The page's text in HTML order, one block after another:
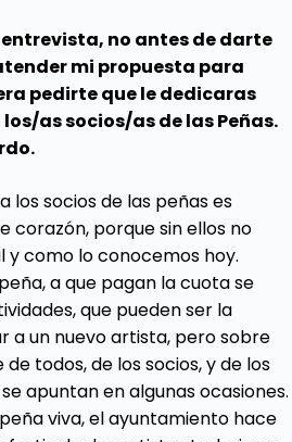
no antes de darte
mi propuesta para
pedirte que le dedicaras
as socios/as de las Peñas.
los socios de las peñas es
corazón, porque sin ellos no
como lo conocemos hoy.
a que pagan la cuota se
que pueden ser la
a un nuevo artista, pero sobre
todos, de los socios, y de los
apuntan en algunas ocasiones.
viva, el ayuntamiento hace